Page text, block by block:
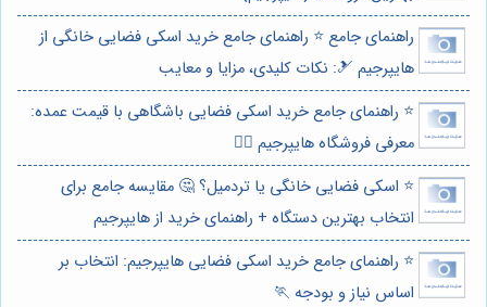
راهنمای جامع ⭐️ راهنمای جامع خرید اسکی فضایی خانگی از
هایپرجیم 🎿: نکات کلیدی، مزایا و معایب
⭐️ راهنمای جامع خرید اسکی فضایی باشگاهی با قیمت عمده:
معرفی فروشگاه هایپرجیم 🏋️‍♀️
⭐️ اسکی فضایی خانگی یا تردمیل؟ 🤔 مقایسه جامع برای
انتخاب بهترین دستگاه + راهنمای خرید از هایپرجیم
⭐️ راهنمای جامع خرید اسکی فضایی هایپرجیم: انتخاب بر
اساس نیاز و بودجه 🏃